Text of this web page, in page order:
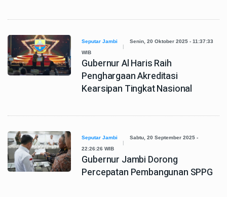
Seputar Jambi
Senin, 20 Oktober 2025 - 11:37:33
WIB
Gubernur Al Haris Raih
Penghargaan Akreditasi
Kearsipan Tingkat Nasional
Seputar Jambi
Sabtu, 20 September 2025 -
22:26:26 WIB
Gubernur Jambi Dorong
Percepatan Pembangunan SPPG